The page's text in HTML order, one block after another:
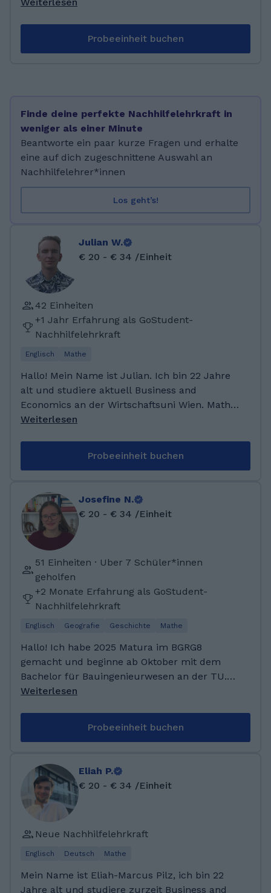
kennenzulernen und gemeinsam an einem
Bachelor und Master an der Universität Wien
studiert (Abschluss 2023). Derzeit mache ich
die Ausbildung zur Klinischen Psychologin in
Wien.
Probeeinheit buchen
Finde deine perfekte Nachhilfelehrkraft in
weniger als einer Minute
Beantworte ein paar kurze Fragen und erhalte
eine auf dich zugeschnittene Auswahl an
Nachhilfelehrer*innen
Los geht’s!
Julian W.
€ 20 - € 34 /Einheit
42 Einheiten
+1 Jahr Erfahrung als GoStudent-
Nachhilfelehrkraft
Englisch Mathe
Hallo! Mein Name ist Julian. Ich bin 22 Jahre
alt und studiere aktuell Business and
Economics an der Wirtschaftsuni Wien. Mathe
war schon immer mein Lieblingsfach. Ich
Englisch ist ein weiteres Fach, für das ich
begeistert bin. Ich beherrsche die Sprache
fließend und studiere auf der Universität auf
Englisch. Ich habe das Karl-Liebknecht-
Gymnasium in Frankfurt(Oder) besucht und
mit einem 1,0-Abi abgeschlossen. Seit der 10.
Klasse habe ich Nachhilfe in den Fächern
Mathe und Englisch gegeben (meine beiden
Lieblingsfächer). Aktuell studiere ich Business
and Economics auf Englisch an der
Weiterlesen
Probeeinheit buchen
Josefine N.
€ 20 - € 34 /Einheit
51 Einheiten · Uber 7 Schüler*innen
geholfen
+2 Monate Erfahrung als GoStudent-
Nachhilfelehrkraft
Englisch Geografie Geschichte Mathe
Hallo! Ich habe 2025 Matura im BGRG8
gemacht und beginne ab Oktober mit dem
Bachelor für Bauingenieurwesen an der TU.
Mathe ist mir nie schwer gefallen, im
kann, habe ich auch gemerkt, dass mir das
Erklären gut liegt. Ich habe am BGRG8
Albertgasse im Jahr 2025 mit einem
Notenschnitt von 1,14 maturiert. Während
meiner Laufbahn als Schülerin habe ich
bereits begonnen bei meinen
Klassenkamerad*innen und jüngeren
Zusätzlich habe ich Erfahrung in der Kinder-
Weiterlesen
Probeeinheit buchen
Eliah P.
€ 20 - € 34 /Einheit
Neue Nachhilfelehrkraft
Englisch Deutsch Mathe
Mein Name ist Eliah-Marcus Pilz, ich bin 22
Jahre alt und studiere zurzeit Business and